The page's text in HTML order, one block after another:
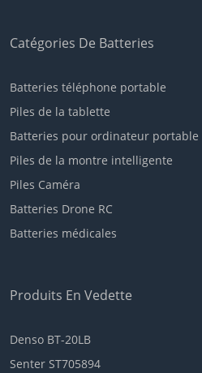
Catégories De Batteries
Batteries téléphone portable
Piles de la tablette
Batteries pour ordinateur portable
Piles de la montre intelligente
Piles Caméra
Batteries Drone RC
Batteries médicales
Produits En Vedette
Denso BT-20LB
Senter ST705894